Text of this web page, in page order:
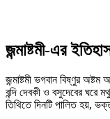
জন্মাষ্টমী-এর
জন্মাষ্টমী ভগবান বিষ্ণুর
বন্দি দেবকী ও বসুদেবের ঘরে
তিথিতে দিনটি পালিত হয়,